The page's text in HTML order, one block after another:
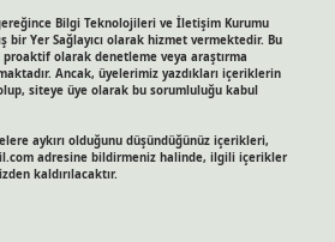
gereğince Bilgi Teknolojileri ve İletişim Kurumu
bir Yer Sağlayıcı olarak hizmet vermektedir. Bu
olarak denetleme veya araştırma
Ancak, üyelerimiz yazdıkları içeriklerin
siteye üye olarak bu sorumluluğu kabul
aykırı olduğunu düşündüğünüz içerikleri,
adresine bildirmeniz halinde, ilgili içerikler
kaldırılacaktır.